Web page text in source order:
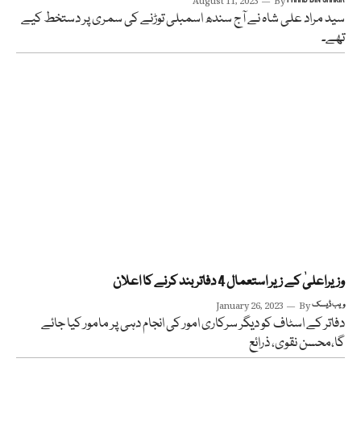
سید مراد علی شاہ نے آج سندھ اسمبلی توڑنے کی سمری پر دستخط کیے
تھے۔
وزیراعلیٰ کے زیر استعمال 4 دفاتر بند کرنے کا اعلان
January 26, 2023 Byویب ڈیسک
دفاتر کے اسٹاف کو دیگر سرکاری امور کی انجام دہی پر مامور کیا جائے
گا،محسن نقوی، ذرائع